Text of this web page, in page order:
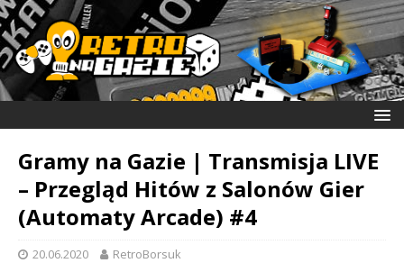
Gramy na Gazie | Transmisja LIVE
– Przegląd Hitów z Salonów Gier
(Automaty Arcade) #4
20.06.2020 RetroBorsuk